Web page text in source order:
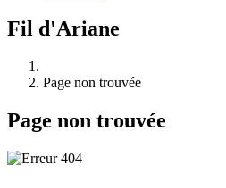
Fil d'Ariane
Page non trouvée
Page non trouvée